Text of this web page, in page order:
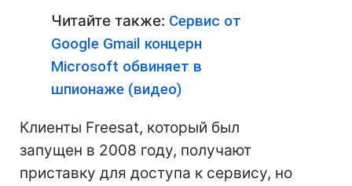
Читайте также: Сервис от
Google Gmail концерн
Microsoft обвиняет в
шпионаже (видео)
Клиенты Freesat, который был
запущен в 2008 году, получают
приставку для доступа к сервису, но